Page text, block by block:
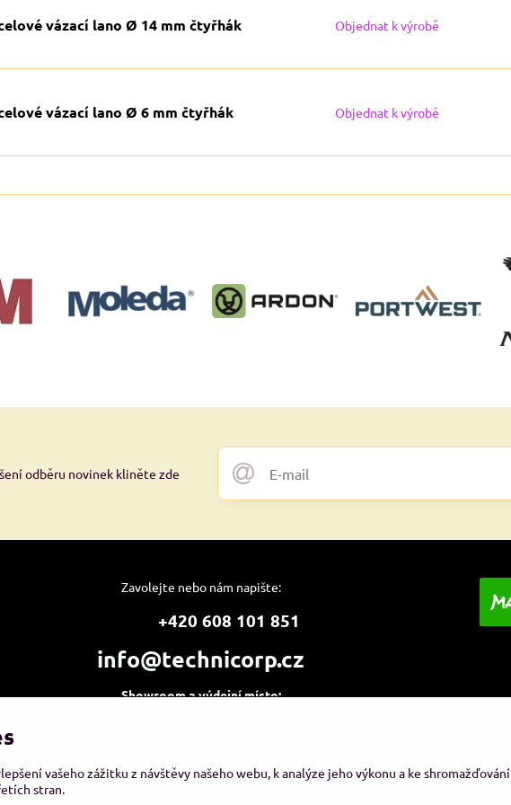
vázací lano Ø 14 mm čtyřhák Objednat k výrobě
vázací lano Ø 6 mm čtyřhák Objednat k výrobě
odběru novinek kliněte zde
Zavolejte nebo nám napište:
+420 608 101 851
info@technicorp.cz
Showroom a výdejní místo:
vašeho zážitku z návštěvy našeho webu, k analýze jeho výkonu a ke shromažďování
stran.